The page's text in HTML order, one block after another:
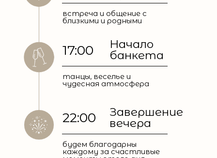
встреча и общение с
близкими и родными
17:00
Начало
банкета
танцы, веселье и
чудесная атмосфера
22:00
Завершение
вечера
будем благодарны
каждому за счастливые